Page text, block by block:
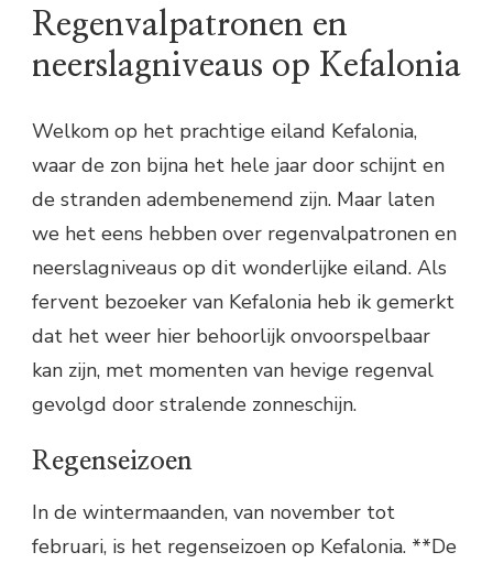
Regenvalpatronen en
neerslagniveaus op Kefalonia
Welkom op het prachtige eiland Kefalonia,
waar de zon bijna het hele jaar door schijnt en
de stranden adembenemend zijn. Maar laten
we het eens hebben over regenvalpatronen en
neerslagniveaus op dit wonderlijke eiland. Als
fervent bezoeker van Kefalonia heb ik gemerkt
dat het weer hier behoorlijk onvoorspelbaar
kan zijn, met momenten van hevige regenval
gevolgd door stralende zonneschijn.
Regenseizoen
In de wintermaanden, van november tot
februari, is het regenseizoen op Kefalonia. **De